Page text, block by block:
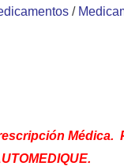
/
Médica.